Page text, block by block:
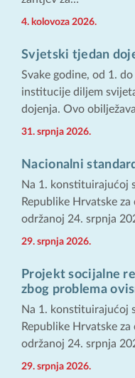
4. kolovoza 2026.
Svjetski tjedan
Svake godine, od 1.
institucije diljem
dojenja. Ovo
31. srpnja 2026.
Nacionalni
Na 1. konstituirajućoj
Republike Hrvatske
održanoj 24. srpnja
29. srpnja 2026.
Projekt socijalne
zbog problema
Na 1. konstituirajućoj
Republike Hrvatske
održanoj 24. srpnja
29. srpnja 2026.